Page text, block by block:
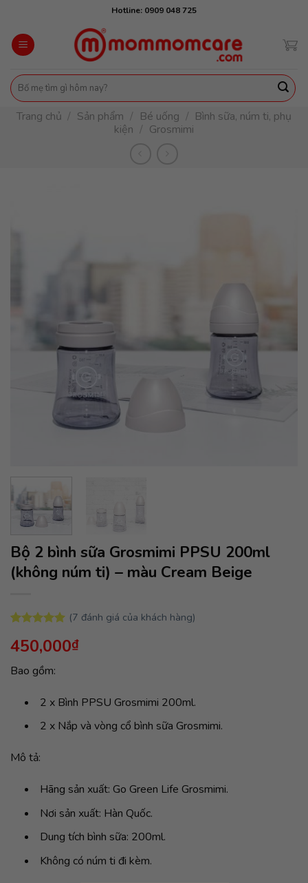
content
Hotline: 0909 048 725
Tìm
kiếm:
Trang chủ / Sản phẩm / Bé uống / Bình sữa, núm ti, phụ
kiện / Grosmimi
Bộ 2 bình sữa Grosmimi PPSU 200ml
(không núm ti) – màu Cream Beige
dựa trên
đánh giá
(7 đánh giá của khách hàng)
450,000₫
Bao gồm:
2 x Bình PPSU Grosmimi 200ml.
2 x Nắp và vòng cổ bình sữa Grosmimi.
Mô tả:
Hãng sản xuất: Go Green Life Grosmimi.
Nơi sản xuất: Hàn Quốc.
Dung tích bình sữa: 200ml.
Không có núm ti đi kèm.